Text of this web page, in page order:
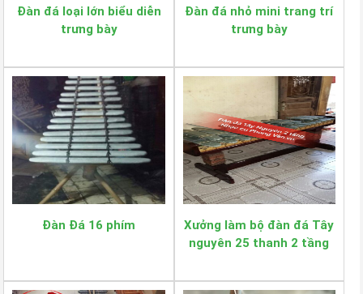
Đàn đá loại lớn biểu diễn
trưng bày
Đàn đá nhỏ mini trang trí
trưng bày
Đàn Đá 16 phím
Xưởng làm bộ đàn đá Tây
nguyên 25 thanh 2 tầng